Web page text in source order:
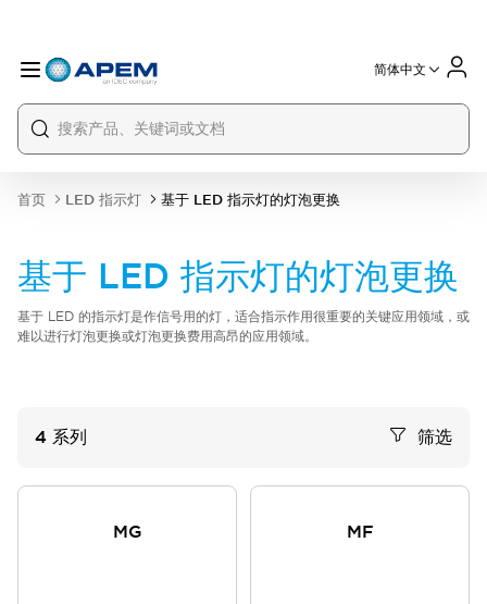
International
France
USA
简体中文
首页 LED 指示灯 基于 LED 指示灯的灯泡更换
基于 LED 指示灯的灯泡更换
基于 LED 的指示灯是作信号用的灯，适合指示作用很重要的关键应用领域，或
难以进行灯泡更换或灯泡更换费用高昂的应用领域。
4 系列 筛选
MG MF